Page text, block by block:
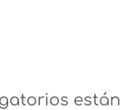
están